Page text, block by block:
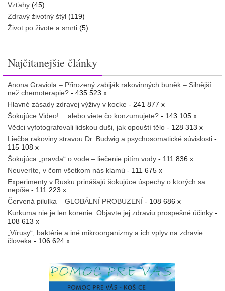
Vzťahy (45)
Zdravý životný štýl (119)
Život po živote a smrti (5)
Najčitanejšie články
Anona Graviola – Přirozený zabiják rakovinných buněk – Silnější
než chemoterapie? - 435 523 x
Hlavné zásady zdravej výživy v kocke - 241 877 x
Šokujúce Video! …alebo viete čo konzumujete? - 143 105 x
Vědci vyfotografovali lidskou duši, jak opouští tělo - 128 313 x
Liečba rakoviny stravou Dr. Budwig a psychosomatické súvislosti -
115 108 x
Šokujúca „pravda“ o vode – liečenie pitím vody - 111 836 x
Neuveríte, v čom všetkom nás klamú - 111 675 x
Experimenty v Rusku prinášajú šokujúce úspechy o ktorých sa
nepíše - 111 223 x
Červená pilulka – GLOBÁLNÍ PROBUZENÍ - 108 686 x
Kurkuma nie je len korenie. Objavte jej zdraviu prospešné účinky -
108 613 x
„Vírusy“, baktérie a iné mikroorganizmy a ich vplyv na zdravie
človeka - 106 624 x